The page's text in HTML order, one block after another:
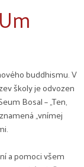
buddhismu. V
školy je odvozen
Bosal – „Ten,
„vnímej
a pomoci všem